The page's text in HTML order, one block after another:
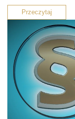
Przeczytaj